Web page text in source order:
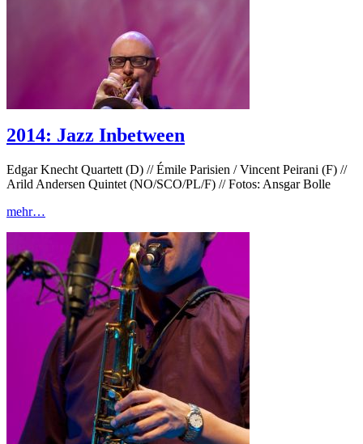
2014: Jazz Inbetween
Edgar Knecht Quartett (D) // Émile Parisien / Vincent Peirani (F) //
Arild Andersen Quintet (NO/SCO/PL/F) // Fotos: Ansgar Bolle
mehr…